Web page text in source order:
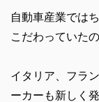
自動車産業では
こだわっていた
イタリア、フラ
ーカーも新しく